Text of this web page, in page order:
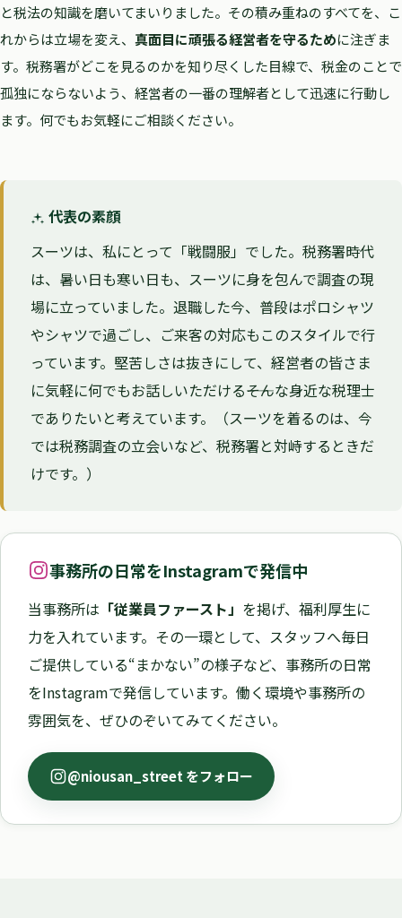
と税法の知識を磨いてまいりました。その積み重ねのすべてを、こ
れからは立場を変え、 真面目に頑張る経営者を守るために注ぎま
す。税務署がどこを見るのかを知り尽くした目線で、税金のことで
孤独にならないよう、経営者の一番の理解者として迅速に行動し
ます。何でもお気軽にご相談ください。
代表の素顔
スーツは、私にとって「戦闘服」でした。税務署時代
は、暑い日も寒い日も、スーツに身を包んで調査の現
場に立っていました。退職した今、普段はポロシャツ
やシャツで過ごし、ご来客の対応もこのスタイルで行
っています。堅苦しさは抜きにして、経営者の皆さま
に気軽に何でもお話しいただける――そんな身近な税理士
でありたいと考えています。（スーツを着るのは、今
では税務調査の立会いなど、税務署と対峙するときだ
けです。）
事務所の日常をInstagramで発信中
当事務所は 「従業員ファースト」 を掲げ、福利厚生に
力を入れています。その一環として、スタッフへ毎日
ご提供している“まかない”の様子など、事務所の日常
をInstagramで発信しています。働く環境や事務所の
雰囲気を、ぜひのぞいてみてください。
@niousan_street をフォロー